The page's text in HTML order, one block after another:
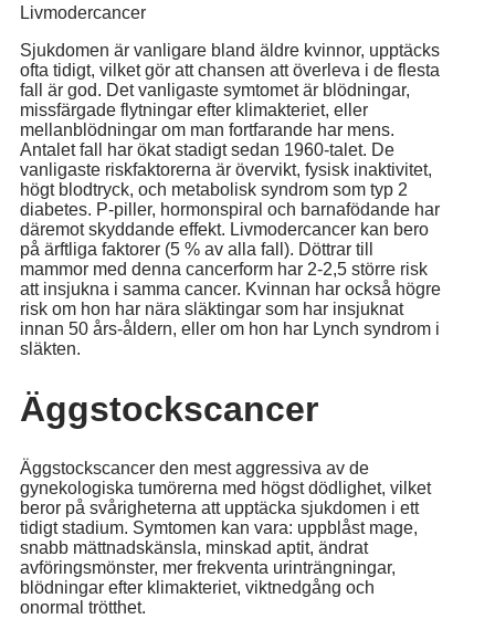
Livmodercancer
Sjukdomen är vanligare bland äldre kvinnor, upptäcks
ofta tidigt, vilket gör att chansen att överleva i de flesta
fall är god. Det vanligaste symtomet är blödningar,
missfärgade flytningar efter klimakteriet, eller
mellanblödningar om man fortfarande har mens.
Antalet fall har ökat stadigt sedan 1960-talet. De
vanligaste riskfaktorerna är övervikt, fysisk inaktivitet,
högt blodtryck, och metabolisk syndrom som typ 2
diabetes. P-piller, hormonspiral och barnafödande har
däremot skyddande effekt. Livmodercancer kan bero
på ärftliga faktorer (5 % av alla fall). Döttrar till
mammor med denna cancerform har 2-2,5 större risk
att insjukna i samma cancer. Kvinnan har också högre
risk om hon har nära släktingar som har insjuknat
innan 50 års-åldern, eller om hon har Lynch syndrom i
släkten.
Äggstockscancer
Äggstockscancer den mest aggressiva av de
gynekologiska tumörerna med högst dödlighet, vilket
beror på svårigheterna att upptäcka sjukdomen i ett
tidigt stadium. Symtomen kan vara: uppblåst mage,
snabb mättnadskänsla, minskad aptit, ändrat
avföringsmönster, mer frekventa urinträngningar,
blödningar efter klimakteriet, viktnedgång och
onormal trötthet.